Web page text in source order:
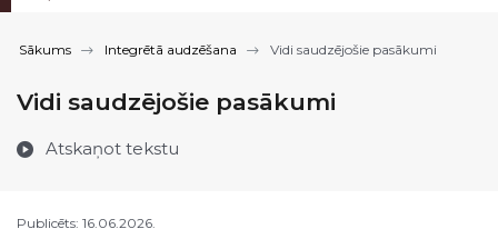
Sākums Integrētā audzēšana Vidi saudzējošie pasākumi
Vidi saudzējošie pasākumi
Atskaņot tekstu
Publicēts: 16.06.2026.